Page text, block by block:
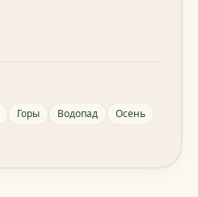
Горы Водопад
Осень